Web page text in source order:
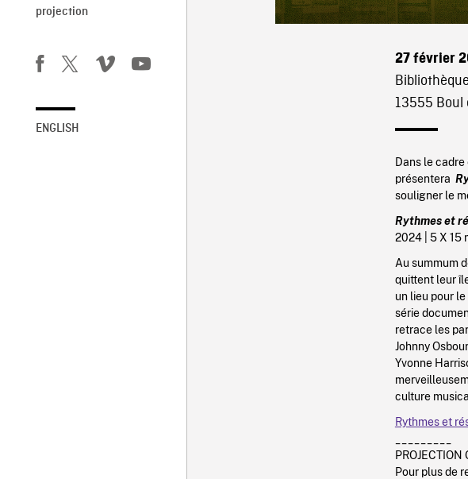
projection
ENGLISH
27 février
13555 Boul
Dans le cadre
présentera
souligner le
Rythmes et
2024 | 5 X 15
Au summum
quittent leur
un lieu pour
série
retrace les
Johnny
Yvonne
culture
Rythmes et
PROJECTION
Pour plus de